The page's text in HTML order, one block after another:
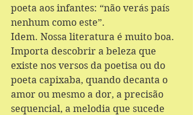
poeta aos infantes: “não verás país
nenhum como este”.
Idem. Nossa literatura é muito boa.
Importa descobrir a beleza que
existe nos versos da poetisa ou do
poeta capixaba, quando decanta o
amor ou mesmo a dor, a precisão
sequencial, a melodia que sucede